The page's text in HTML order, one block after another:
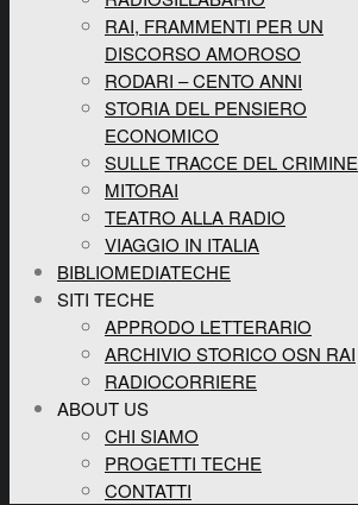
RAI, FRAMMENTI PER UN
DISCORSO AMOROSO
RODARI – CENTO ANNI
STORIA DEL PENSIERO
ECONOMICO
SULLE TRACCE DEL CRIMINE
MITORAI
TEATRO ALLA RADIO
VIAGGIO IN ITALIA
BIBLIOMEDIATECHE
SITI TECHE
APPRODO LETTERARIO
ARCHIVIO STORICO OSN RAI
RADIOCORRIERE
ABOUT US
CHI SIAMO
PROGETTI TECHE
CONTATTI